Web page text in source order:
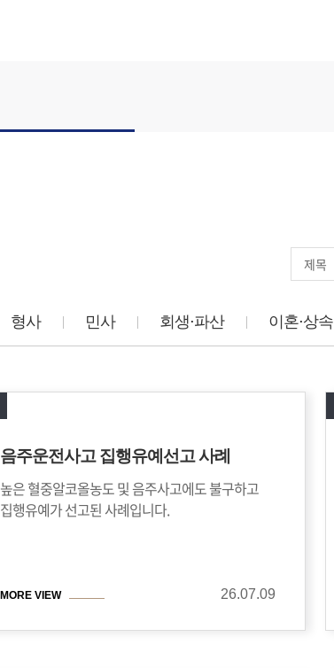
형사 민사 회생⋅파산 이혼⋅상속
음주운전사고 집행유예선고 사례
높은 혈중알코올농도 및 음주사고에도 불구하고
집행유예가 선고된 사례입니다.
MORE VIEW 26.07.09